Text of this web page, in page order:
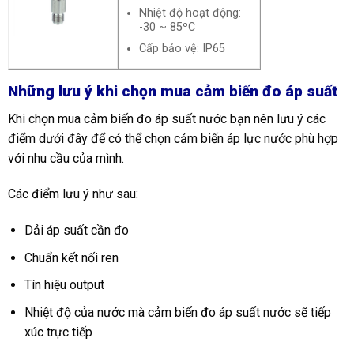
Nhiệt độ hoạt động:
-30 ~ 85ºC
Cấp bảo vệ: IP65
Những lưu ý khi chọn mua cảm biến đo áp suất
Khi chọn mua cảm biến đo áp suất nước bạn nên lưu ý các
điểm dưới đây để có thể chọn cảm biến áp lực nước phù hợp
với nhu cầu của mình.
Các điểm lưu ý như sau:
Dải áp suất cần đo
Chuẩn kết nối ren
Tín hiệu output
Nhiệt độ của nước mà cảm biến đo áp suất nước sẽ tiếp
xúc trực tiếp